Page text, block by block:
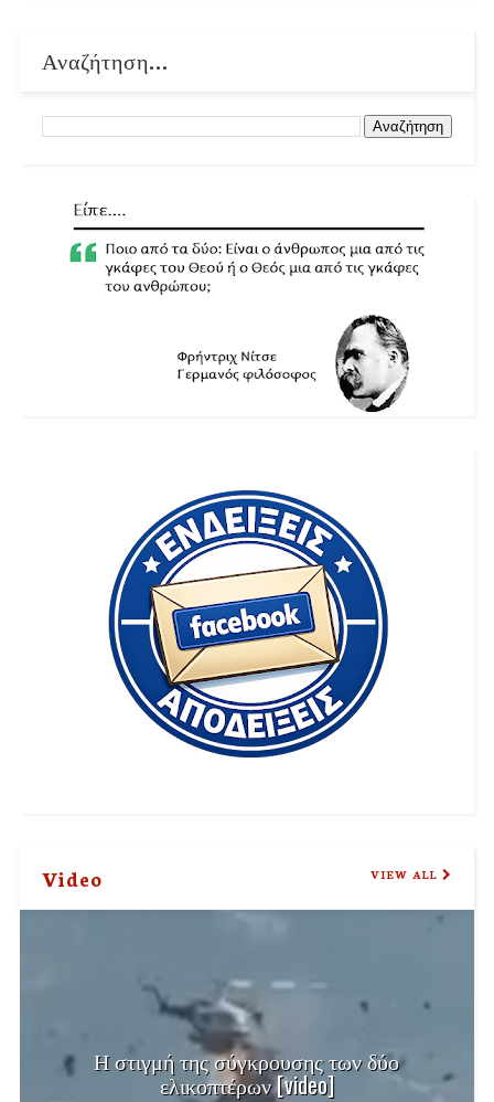
Αναζήτηση...
Video VIEW ALL
Η στιγμή της σύγκρουσης των δύο
ελικοπτέρων [video]